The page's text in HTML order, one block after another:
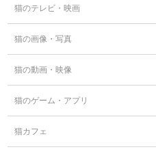
猫のテレビ・映画
猫の画像・写真
猫の動画・映像
猫のゲーム・アプリ
猫カフェ